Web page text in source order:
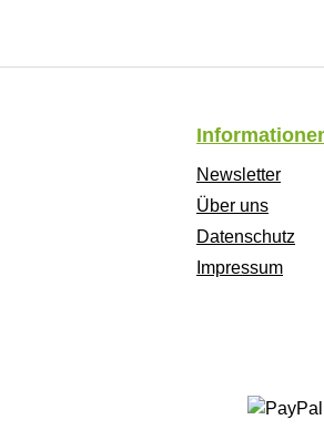
Newsletter
Über uns
Datenschutz
Impressum